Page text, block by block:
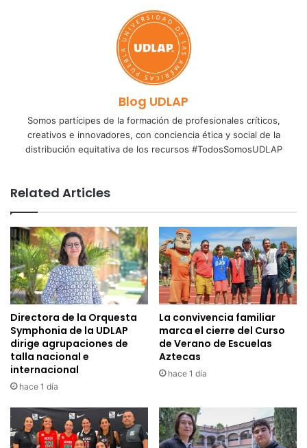
Blog UDLAP
Somos partícipes de la formación de profesionales críticos,
creativos e innovadores, con conciencia ética y social de la
distribución equitativa de los recursos #TodosSomosUDLAP
Related Articles
Directora de la Orquesta
Symphonia de la UDLAP
dirige agrupaciones de
talla nacional e
internacional
hace 1 día
La convivencia familiar
marca el cierre del Curso
de Verano de Escuelas
Aztecas
hace 1 día